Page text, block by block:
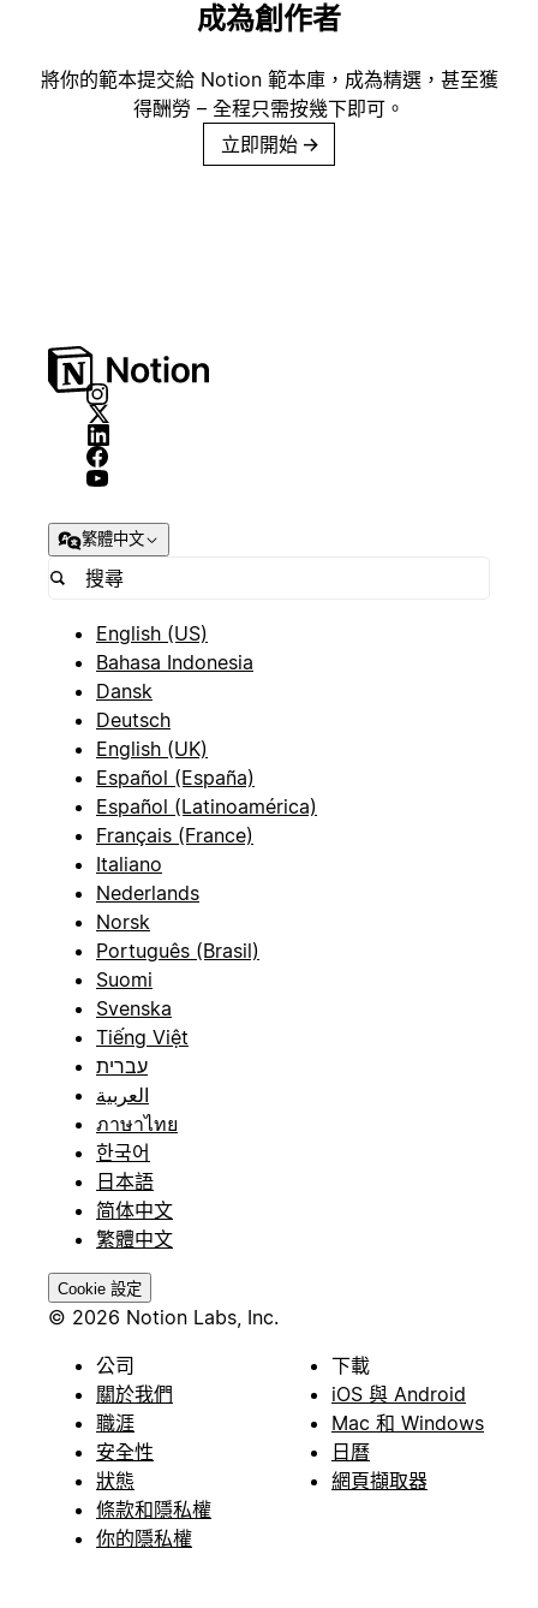
成為創作者
將你的範本提交給 Notion 範本庫，成為精選，甚至獲
得酬勞 – 全程只需按幾下即可。
立即開始 →
繁體中文
English (US)
Bahasa Indonesia
Dansk
Deutsch
English (UK)
Español (España)
Español (Latinoamérica)
Français (France)
Italiano
Nederlands
Norsk
Português (Brasil)
Suomi
Svenska
Tiếng Việt
עברית
العربية
ภาษาไทย
한국어
日本語
简体中文
繁體中文
Cookie 設定
© 2026 Notion Labs, Inc.
公司
關於我們
職涯
安全性
狀態
條款和隱私權
你的隱私權
下載
iOS 與 Android
Mac 和 Windows
日曆
網頁擷取器